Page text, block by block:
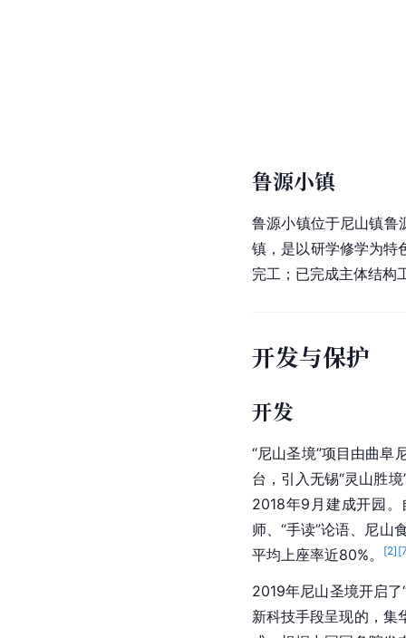
鲁源小镇
鲁源小镇位于尼山镇鲁
镇，是以研学修学为特
完工；已完成主体结构
开发与保护
开发
“尼山圣境”项目由曲阜
台，引入无锡“灵山胜
2018年9月建成开园
师、“手读”论语、尼山
平均上座率近80%。
[2] [
2019年尼山圣境开启
新科技手段呈现的，集